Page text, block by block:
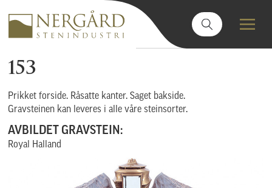
153
Prikket forside. Råsatte kanter. Saget bakside.
Gravsteinen kan leveres i alle våre steinsorter.
AVBILDET GRAVSTEIN:
Royal Halland